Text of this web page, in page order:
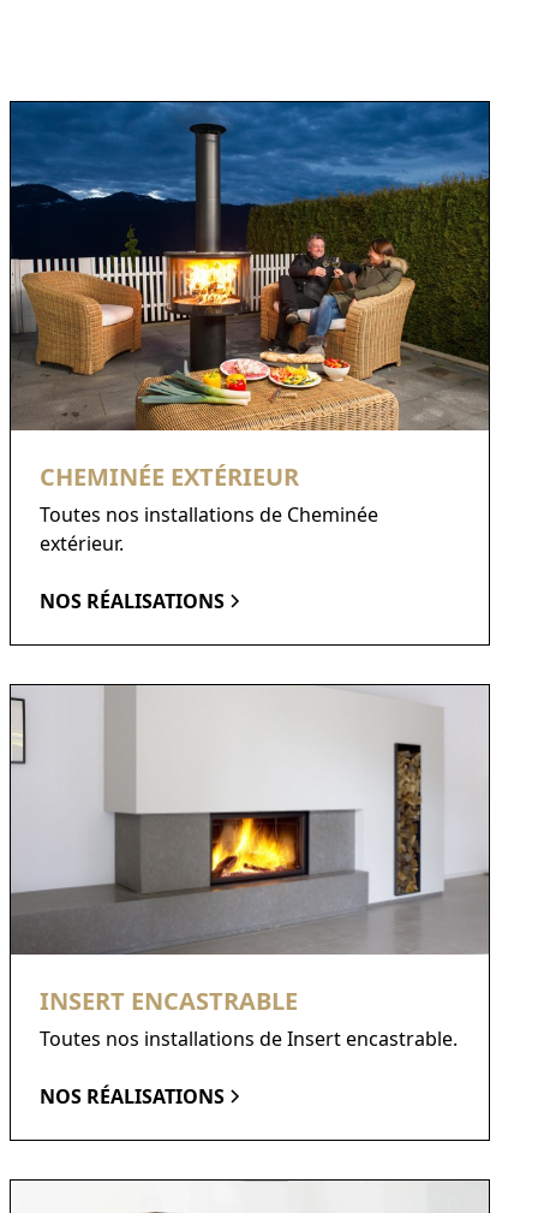
CHEMINÉE EXTÉRIEUR
Toutes nos installations de Cheminée
extérieur.
NOS RÉALISATIONS
INSERT ENCASTRABLE
Toutes nos installations de Insert encastrable.
NOS RÉALISATIONS